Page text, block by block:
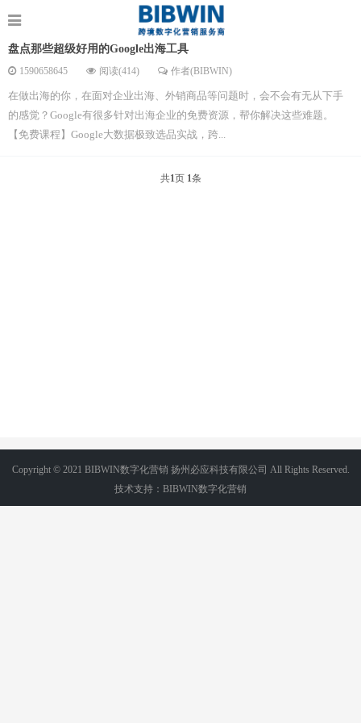
盘点那些超级好用的Google出海工具
1590658645 阅读(414) 作者(BIBWIN)
在做出海的你，在面对企业出海、外销商品等问题时，会不会有无从下手
的感觉？Google有很多针对出海企业的免费资源，帮你解决这些难题。
【免费课程】Google大数据极致选品实战，跨...
共1页 1条
Copyright © 2021 BIBWIN数字化营销 扬州必应科技有限公司 All Rights Reserved.
技术支持：BIBWIN数字化营销
电话/微信:18036265356